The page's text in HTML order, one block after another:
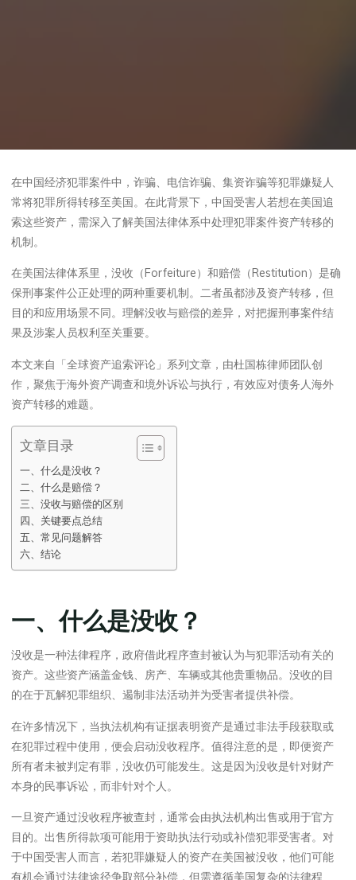
在中国经济犯罪案件中，诈骗、电信诈骗、集资诈骗等犯罪嫌疑人
常将犯罪所得转移至美国。在此背景下，中国受害人若想在美国追
索这些资产，需深入了解美国法律体系中处理犯罪案件资产转移的
机制。
在美国法律体系里，没收（Forfeiture）和赔偿（Restitution）是确
保刑事案件公正处理的两种重要机制。二者虽都涉及资产转移，但
目的和应用场景不同。理解没收与赔偿的差异，对把握刑事案件结
果及涉案人员权利至关重要。
本文来自「全球资产追索评论」系列文章，由杜国栋律师团队创
作，聚焦于海外资产调查和境外诉讼与执行，有效应对债务人海外
资产转移的难题。
文章目录
一、什么是没收？
二、什么是赔偿？
三、没收与赔偿的区别
四、关键要点总结
五、常见问题解答
六、结论
一、什么是没收？
没收是一种法律程序，政府借此程序查封被认为与犯罪活动有关的
资产。这些资产涵盖金钱、房产、车辆或其他贵重物品。没收的目
的在于瓦解犯罪组织、遏制非法活动并为受害者提供补偿。
在许多情况下，当执法机构有证据表明资产是通过非法手段获取或
在犯罪过程中使用，便会启动没收程序。值得注意的是，即便资产
所有者未被判定有罪，没收仍可能发生。这是因为没收是针对财产
本身的民事诉讼，而非针对个人。
一旦资产通过没收程序被查封，通常会由执法机构出售或用于官方
目的。出售所得款项可能用于资助执法行动或补偿犯罪受害者。对
于中国受害人而言，若犯罪嫌疑人的资产在美国被没收，他们可能
有机会通过法律途径争取部分补偿，但需遵循美国复杂的法律程